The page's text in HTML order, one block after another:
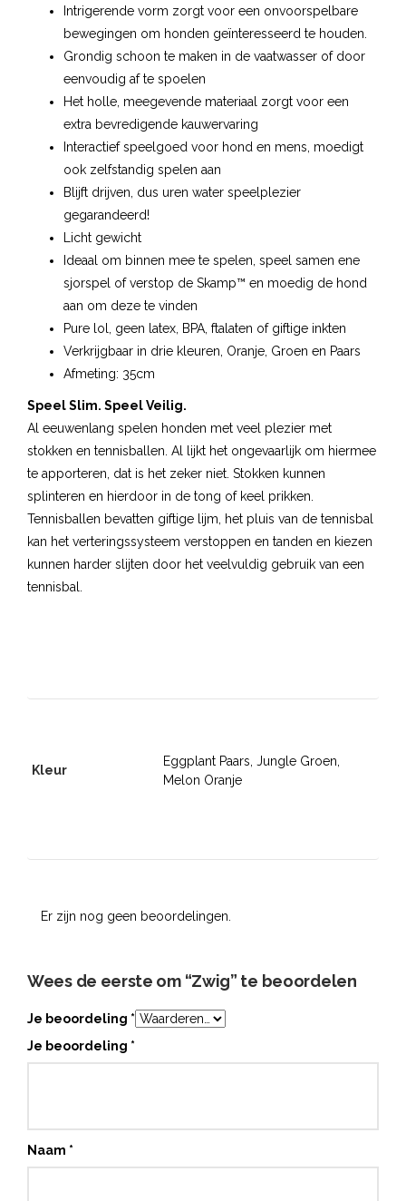
Intrigerende vorm zorgt voor een onvoorspelbare
bewegingen om honden geïnteresseerd te houden.
Grondig schoon te maken in de vaatwasser of door
eenvoudig af te spoelen
Het holle, meegevende materiaal zorgt voor een
extra bevredigende kauwervaring
Interactief speelgoed voor hond en mens, moedigt
ook zelfstandig spelen aan
Blijft drijven, dus uren water speelplezier
gegarandeerd!
Licht gewicht
Ideaal om binnen mee te spelen, speel samen ene
sjorspel of verstop de Skamp™ en moedig de hond
aan om deze te vinden
Pure lol, geen latex, BPA, ftalaten of giftige inkten
Verkrijgbaar in drie kleuren, Oranje, Groen en Paars
Afmeting: 35cm
Speel Slim. Speel Veilig.
Al eeuwenlang spelen honden met veel plezier met
stokken en tennisballen. Al lijkt het ongevaarlijk om hiermee
te apporteren, dat is het zeker niet. Stokken kunnen
splinteren en hierdoor in de tong of keel prikken.
Tennisballen bevatten giftige lijm, het pluis van de tennisbal
kan het verteringssysteem verstoppen en tanden en kiezen
kunnen harder slijten door het veelvuldig gebruik van een
tennisbal.
Kleur
Eggplant Paars, Jungle Groen,
Melon Oranje
Er zijn nog geen beoordelingen.
Wees de eerste om “Zwig” te beoordelen
Je beoordeling *
Je beoordeling *
Naam *